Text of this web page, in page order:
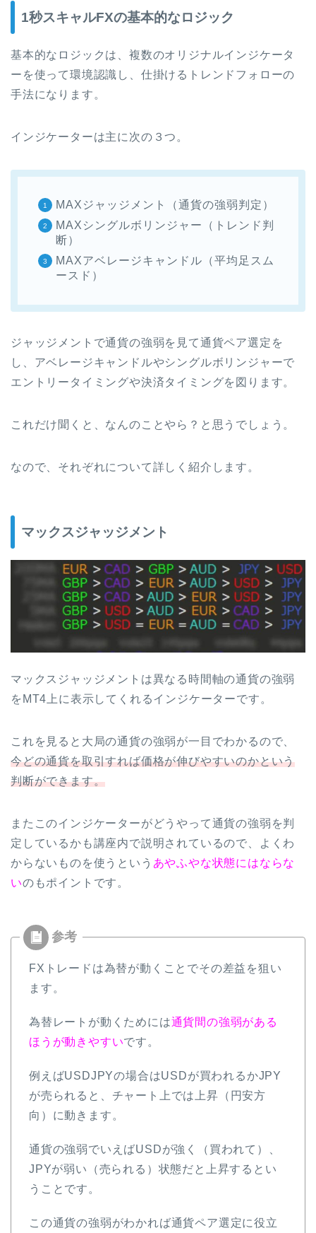
1秒スキャルFXの基本的なロジック
基本的なロジックは、複数のオリジナルインジケータ
ーを使って環境認識し、仕掛けるトレンドフォローの
手法になります。
インジケーターは主に次の３つ。
MAXジャッジメント（通貨の強弱判定）
MAXシングルボリンジャー（トレンド判
断）
MAXアベレージキャンドル（平均足スム
ースド）
ジャッジメントで通貨の強弱を見て通貨ペア選定を
し、アベレージキャンドルやシングルボリンジャーで
エントリータイミングや決済タイミングを図ります。
これだけ聞くと、なんのことやら？と思うでしょう。
なので、それぞれについて詳しく紹介します。
マックスジャッジメント
マックスジャッジメントは異なる時間軸の通貨の強弱
をMT4上に表示してくれるインジケーターです。
これを見ると大局の通貨の強弱が一目でわかるので、
今どの通貨を取引すれば価格が伸びやすいのかという
判断ができます。
またこのインジケーターがどうやって通貨の強弱を判
定しているかも講座内で説明されているので、よくわ
からないものを使うという あやふやな状態にはならな
いのもポイントです。
FXトレードは為替が動くことでその差益を狙い
ます。
為替レートが動くためには通貨間の強弱がある
ほうが動きやすいです。
例えばUSDJPYの場合はUSDが買われるかJPY
が売られると、チャート上では上昇（円安方
向）に動きます。
通貨の強弱でいえばUSDが強く（買われて）、
JPYが弱い（売られる）状態だと上昇するとい
うことです。
この通貨の強弱がわかれば通貨ペア選定に役立